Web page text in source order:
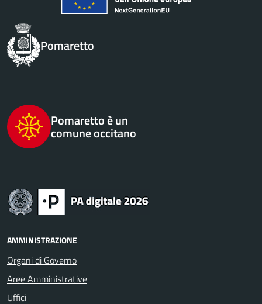
Pomaretto
Pomaretto è un
comune occitano
AMMINISTRAZIONE
Organi di Governo
Aree Amministrative
Uffici